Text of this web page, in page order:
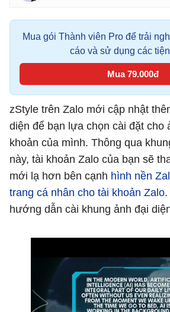
Mua gói Thành viên Pro để trải
cáo và sử dụng các tiện
Mua 79.000đ
zStyle trên Zalo mới cập nhật
diện để bạn lựa chọn cài đặt cho
khoản của mình. Thông qua
này, tài khoản Zalo của bạn sẽ
mới lạ hơn bên cạnh hình nền
trang cá nhân cho tài khoản Zalo
hướng dẫn cài khung ảnh đại